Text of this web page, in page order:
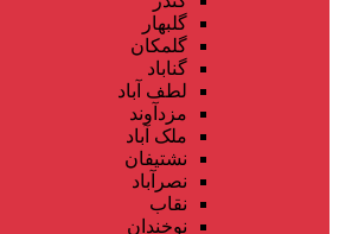
گلبهار
گلمکان
گناباد
لطف آباد
مزدآوند
ملک آباد
نشتیفان
نصرآباد
نقاب
نوخندان